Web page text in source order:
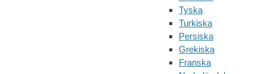
Tyska
Turkiska
Persiska
Grekiska
Franska